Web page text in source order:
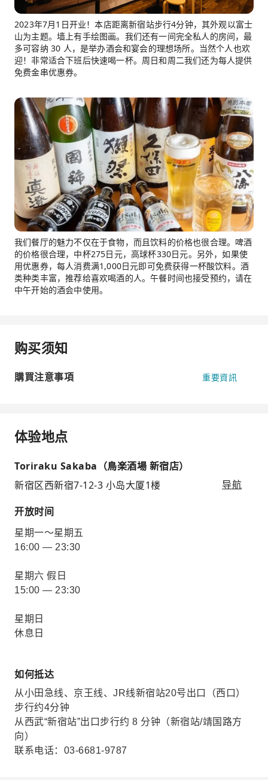
2023年7月1日开业！本店距离新宿站步行4分钟，其外观以富士
山为主题。墙上有手绘图画。我们还有一间完全私人的房间，最
多可容纳 30 人，是举办酒会和宴会的理想场所。当然个人也欢
迎！非常适合下班后快速喝一杯。周日和周二我们还为每人提供
免费金串优惠券。
我们餐厅的魅力不仅在于食物，而且饮料的价格也很合理。啤酒
的价格很合理，中杯275日元，高球杯330日元。另外，如果使
用优惠券，每人消费满1,000日元即可免费获得一杯酸饮料。酒
类种类丰富，推荐给喜欢喝酒的人。午餐时间也接受预约，请在
中午开始的酒会中使用。
购买须知
購買注意事項 重要資訊
体验地点
Toriraku Sakaba（鳥楽酒場 新宿店）
新宿区西新宿7-12-3 小岛大厦1楼
导航
开放时间
星期一～星期五
16:00 — 23:30
星期六 假日
15:00 — 23:30
星期日
休息日
如何抵达
从小田急线、京王线、JR线新宿站20号出口（西口）
步行约4分钟
从西武“新宿站”出口步行约 8 分钟（新宿站/靖国路方
向）
联系电话：03-6681-9787